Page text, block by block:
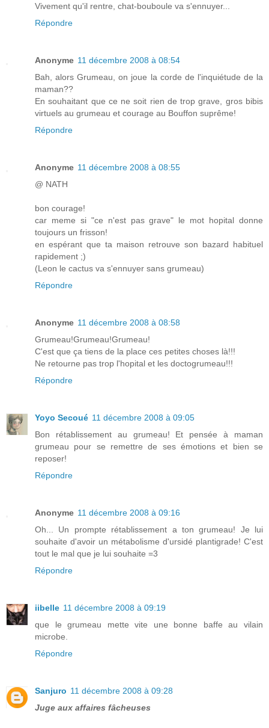
Vivement qu'il rentre, chat-bouboule va s'ennuyer...
Répondre
Anonyme 11 décembre 2008 à 08:54
Bah, alors Grumeau, on joue la corde de l'inquiétude de la
maman??
En souhaitant que ce ne soit rien de trop grave, gros bibis
virtuels au grumeau et courage au Bouffon suprême!
Répondre
Anonyme 11 décembre 2008 à 08:55
@ NATH
bon courage!
car meme si "ce n'est pas grave" le mot hopital donne
toujours un frisson!
en espérant que ta maison retrouve son bazard habituel
rapidement ;)
(Leon le cactus va s'ennuyer sans grumeau)
Répondre
Anonyme 11 décembre 2008 à 08:58
Grumeau!Grumeau!Grumeau!
C'est que ça tiens de la place ces petites choses là!!!
Ne retourne pas trop l'hopital et les doctogrumeau!!!
Répondre
Yoyo Secoué 11 décembre 2008 à 09:05
Bon rétablissement au grumeau! Et pensée à maman
grumeau pour se remettre de ses émotions et bien se
reposer!
Répondre
Anonyme 11 décembre 2008 à 09:16
Oh... Un prompte rétablissement a ton grumeau! Je lui
souhaite d'avoir un métabolisme d'ursidé plantigrade! C'est
tout le mal que je lui souhaite =3
Répondre
iibelle 11 décembre 2008 à 09:19
que le grumeau mette vite une bonne baffe au vilain
microbe.
Répondre
Sanjuro 11 décembre 2008 à 09:28
Juge aux affaires fâcheuses